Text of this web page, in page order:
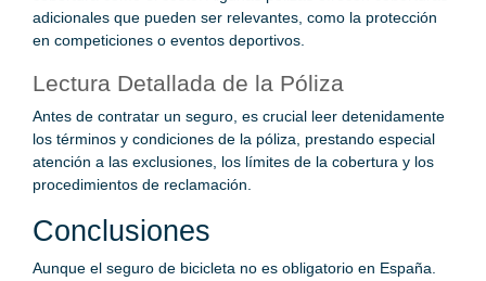
adicionales que pueden ser relevantes, como la protección
en competiciones o eventos deportivos.
Lectura Detallada de la Póliza
Antes de contratar un seguro, es crucial leer detenidamente
los términos y condiciones de la póliza, prestando especial
atención a las exclusiones, los límites de la cobertura y los
procedimientos de reclamación.
Conclusiones
Aunque el seguro de bicicleta no es obligatorio en España.